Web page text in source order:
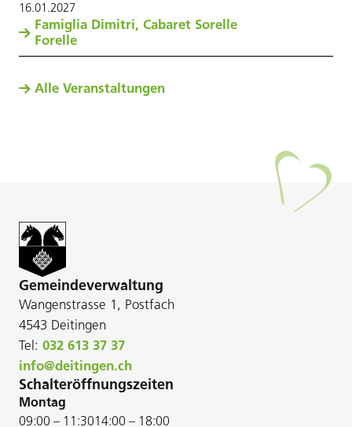
16.01.2027
Famiglia Dimitri, Cabaret Sorelle
Forelle
Alle Veranstaltungen
Gemeindeverwaltung
Wangenstrasse 1, Postfach
4543 Deitingen
Tel: 032 613 37 37
info@deitingen.ch
Schalteröffnungszeiten
Montag
09:00 – 11:3014:00 – 18:00